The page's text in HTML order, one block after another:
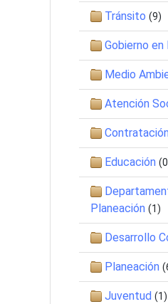
Tránsito (9)
Gobierno en
Medio
Atención
Contratación
Educación
Planeación (1)
Desarrollo
Planeación
Juventud (1)